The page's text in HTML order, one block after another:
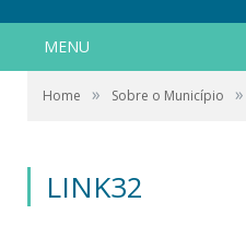
MENU
Home » Sobre o Município »
LINK32